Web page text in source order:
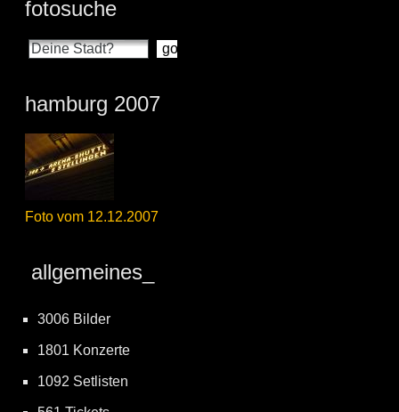
fotosuche
hamburg 2007
Foto vom 12.12.2007
allgemeines_
3006 Bilder
1801 Konzerte
1092 Setlisten